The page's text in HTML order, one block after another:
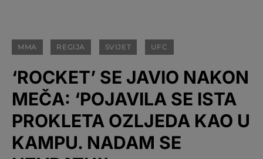
MMA REGIJA SVIJET UFC
‘ROCKET’ SE JAVIO NAKON
MEČA: ‘POJAVILA SE ISTA
PROKLETA OZLJEDA KAO U
KAMPU. NADAM SE